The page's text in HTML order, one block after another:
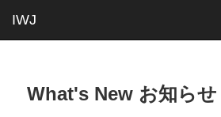
IWJ
What's New お知らせ